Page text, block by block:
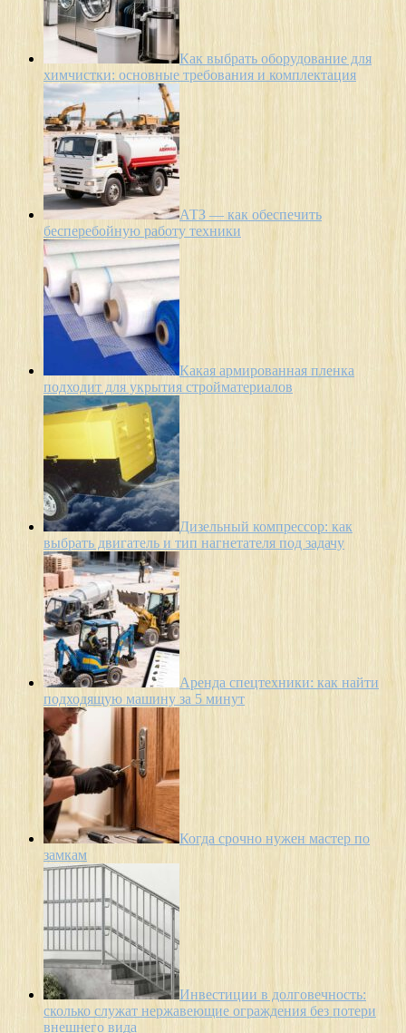
Как выбрать оборудование для
химчистки: основные требования и комплектация
АТЗ — как обеспечить
бесперебойную работу техники
Какая армированная пленка
подходит для укрытия стройматериалов
Дизельный компрессор: как
выбрать двигатель и тип нагнетателя под задачу
Аренда спецтехники: как найти
подходящую машину за 5 минут
Когда срочно нужен мастер по
замкам
Инвестиции в долговечность:
сколько служат нержавеющие ограждения без потери
внешнего вида